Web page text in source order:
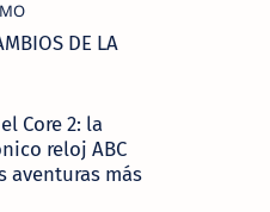
DE LA
Core 2: la
reloj ABC
aventuras más